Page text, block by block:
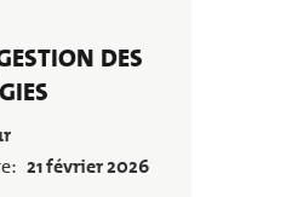
DES
21 février 2026